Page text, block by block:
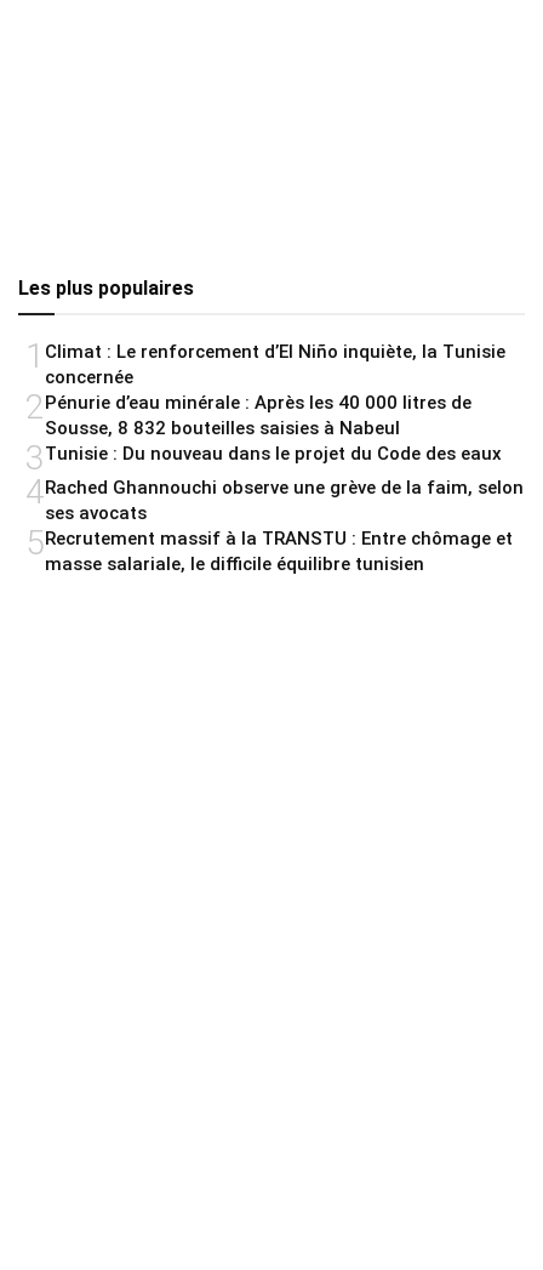
Les plus populaires
1 Climat : Le renforcement d’El Niño inquiète, la Tunisie
concernée
2 Pénurie d’eau minérale : Après les 40 000 litres de
Sousse, 8 832 bouteilles saisies à Nabeul
3Tunisie : Du nouveau dans le projet du Code des eaux
4Rached Ghannouchi observe une grève de la faim, selon
ses avocats
5Recrutement massif à la TRANSTU : Entre chômage et
masse salariale, le difficile équilibre tunisien